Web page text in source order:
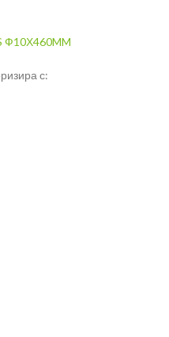
Ф10Х460MM
с: